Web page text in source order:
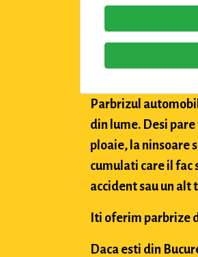
Parbrizul
din lume. Desi
ploaie, la ninsoare
cumulati care il fac
accident sau un
Iti oferim parbrize
Daca esti din